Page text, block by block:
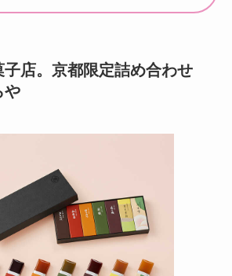
店。京都限定詰め合わせ
や